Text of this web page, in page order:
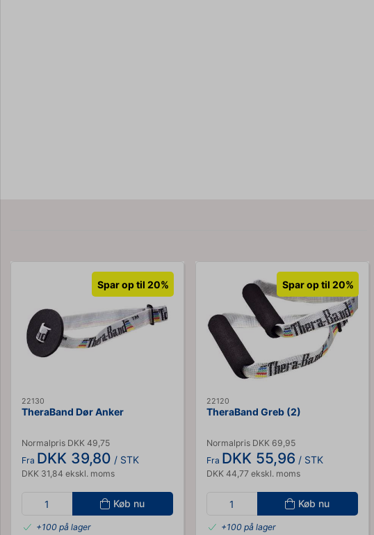
Spar op til 20%
22130
TheraBand Dør Anker
Normalpris DKK 49,75
Fra DKK 39,80 / STK
DKK 31,84 ekskl. moms
Køb nu
+100 på lager
Spar op til 20%
22120
TheraBand Greb (2)
Normalpris DKK 69,95
Fra DKK 55,96 / STK
DKK 44,77 ekskl. moms
Køb nu
+100 på lager